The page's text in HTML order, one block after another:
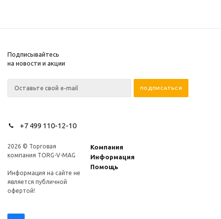
Подписывайтесь
на новости и акции
+7 499 110-12-10
2026 © Торговая
компания TORG-V-MAG
Информация на сайте не
является публичной
офертой!
Компания
Информация
Помощь